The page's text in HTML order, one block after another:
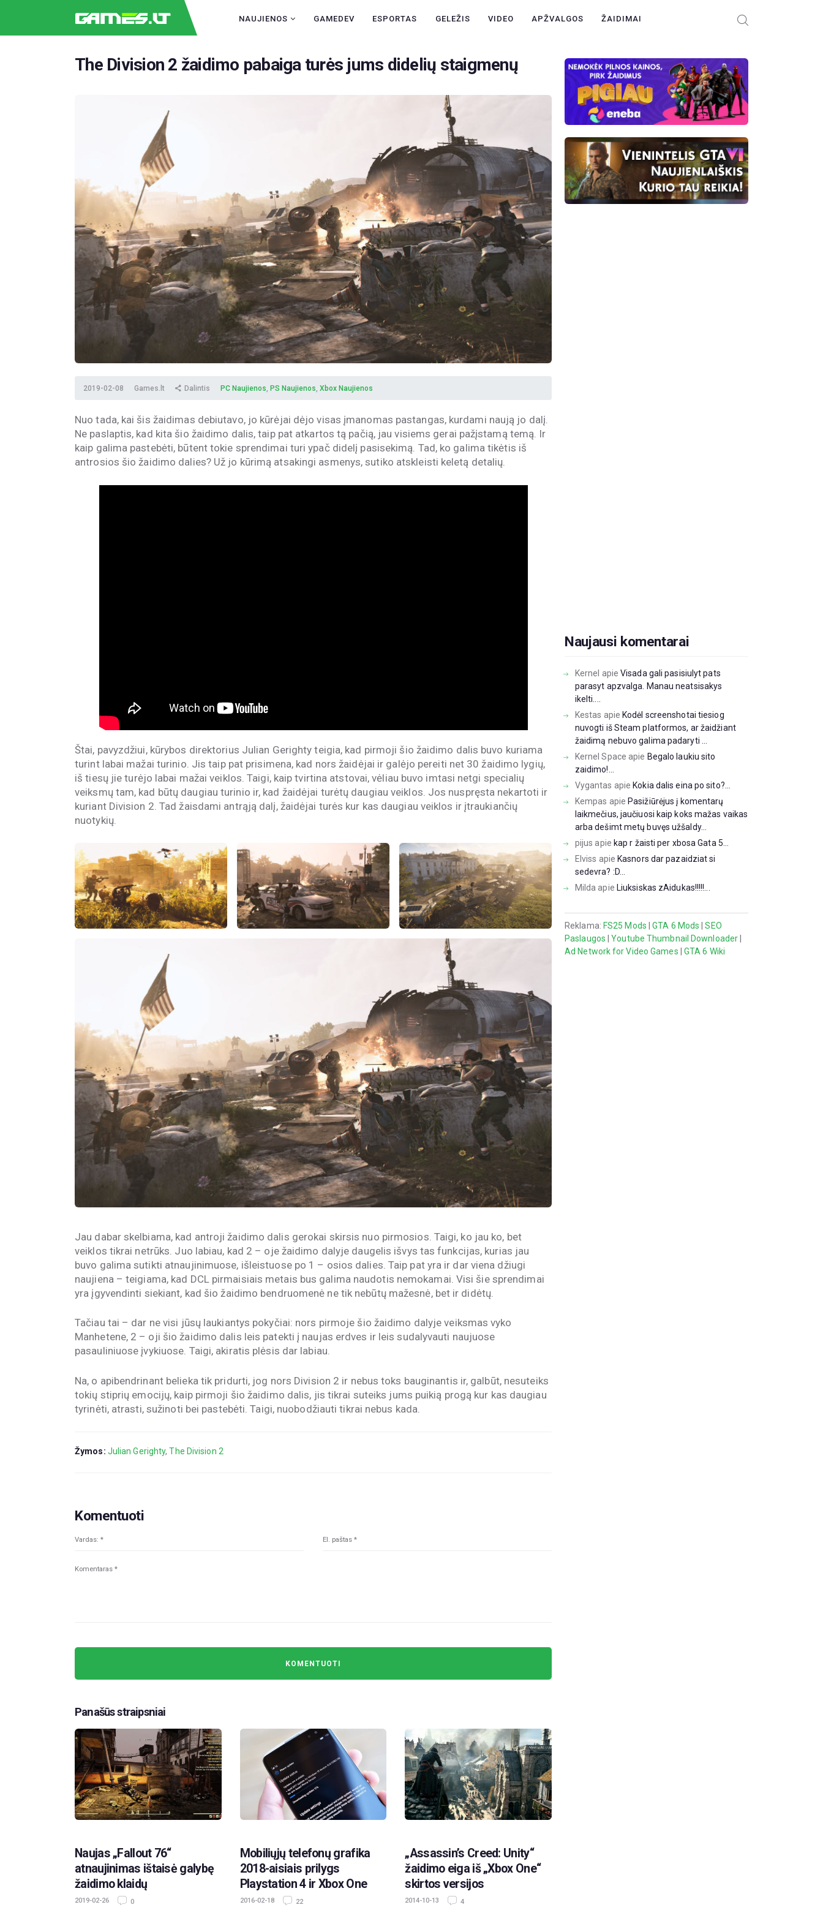
NAUJIENOS GAMEDEV ESPORTAS GELEŽIS VIDEO APŽVALGOS ŽAIDIMAI
NAUJIENOS
ESPORTAS
GELEŽIS
APŽVALGOS
ŽAIDIMAI
The Division 2 žaidimo pabaiga turės jums didelių staigmenų
2019-02-08 Games.lt Dalintis PC Naujienos, PS Naujienos, Xbox Naujienos
Nuo tada, kai šis žaidimas debiutavo, jo kūrėjai dėjo visas įmanomas pastangas, kurdami naują jo dalį.
Ne paslaptis, kad kita šio žaidimo dalis, taip pat atkartos tą pačią, jau visiems gerai pažįstamą temą. Ir
kaip galima pastebėti, būtent tokie sprendimai turi ypač didelį pasisekimą. Tad, ko galima tikėtis iš
antrosios šio žaidimo dalies? Už jo kūrimą atsakingi asmenys, sutiko atskleisti keletą detalių.
Štai, pavyzdžiui, kūrybos direktorius Julian Gerighty teigia, kad pirmoji šio žaidimo dalis buvo kuriama
turint labai mažai turinio. Jis taip pat prisimena, kad nors žaidėjai ir galėjo pereiti net 30 žaidimo lygių,
iš tiesų jie turėjo labai mažai veiklos. Taigi, kaip tvirtina atstovai, vėliau buvo imtasi netgi specialių
veiksmų tam, kad būtų daugiau turinio ir, kad žaidėjai turėtų daugiau veiklos. Jos nuspręsta nekartoti ir
kuriant Division 2. Tad žaisdami antrąją dalį, žaidėjai turės kur kas daugiau veiklos ir įtraukiančių
nuotykių.
Jau dabar skelbiama, kad antroji žaidimo dalis gerokai skirsis nuo pirmosios. Taigi, ko jau ko, bet
veiklos tikrai netrūks. Juo labiau, kad 2 – oje žaidimo dalyje daugelis išvys tas funkcijas, kurias jau
buvo galima sutikti atnaujinimuose, išleistuose po 1 – osios dalies. Taip pat yra ir dar viena džiugi
naujiena – teigiama, kad DCL pirmaisiais metais bus galima naudotis nemokamai. Visi šie sprendimai
yra įgyvendinti siekiant, kad šio žaidimo bendruomenė ne tik nebūtų mažesnė, bet ir didėtų.
Tačiau tai – dar ne visi jūsų laukiantys pokyčiai: nors pirmoje šio žaidimo dalyje veiksmas vyko
Manhetene, 2 – oji šio žaidimo dalis leis patekti į naujas erdves ir leis sudalyvauti naujuose
pasauliniuose įvykiuose. Taigi, akiratis plėsis dar labiau.
Na, o apibendrinant belieka tik pridurti, jog nors Division 2 ir nebus toks bauginantis ir, galbūt, nesuteiks
tokių stiprių emocijų, kaip pirmoji šio žaidimo dalis, jis tikrai suteiks jums puikią progą kur kas daugiau
tyrinėti, atrasti, sužinoti bei pastebėti. Taigi, nuobodžiauti tikrai nebus kada.
Žymos: Julian Gerighty,The Division 2
Komentuoti
Panašūs straipsniai
Naujas „Fallout 76“
atnaujinimas ištaisė galybę
žaidimo klaidų
2019-02-26 0
Mobiliųjų telefonų grafika
2018-aisiais prilygs
Playstation 4 ir Xbox One
2016-02-18 22
„Assassin’s Creed: Unity“
žaidimo eiga iš „Xbox One“
skirtos versijos
2014-10-13 4
Naujausi komentarai
Kernel apieVisada gali pasisiulyt pats
parasyt apzvalga. Manau neatsisakys
ikelti....
Kestas apie Kodėl screenshotai tiesiog
nuvogti iš Steam platformos, ar žaidžiant
žaidimą nebuvo galima padaryti ...
Kernel Space apie Begalo laukiu sito
zaidimo!...
Vygantas apie Kokia dalis eina po sito?...
Kempas apie Pasižiūrėjus į komentarų
laikmečius, jaučiuosi kaip koks mažas vaikas
arba dešimt metų buvęs užšaldy...
pijus apie kap r žaisti per xbosa Gata 5...
Elviss apie Kasnors dar pazaidziat si
sedevra? :D...
Milda apie Liuksiskas zAidukas!!!!!...
Reklama: FS25 Mods |GTA 6 Mods |SEO
Paslaugos |Youtube Thumbnail Downloader
Ad Network for Video Games
GTA 6 Wiki